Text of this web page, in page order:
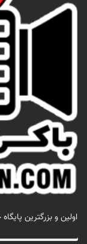
اولين و بزرگترين